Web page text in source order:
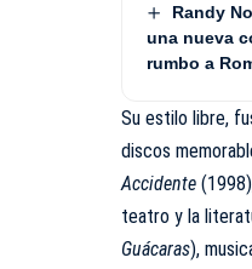
Randy
una nueva
rumbo a
Su estilo libre,
discos
Accidente (
teatro y la
Guácaras),